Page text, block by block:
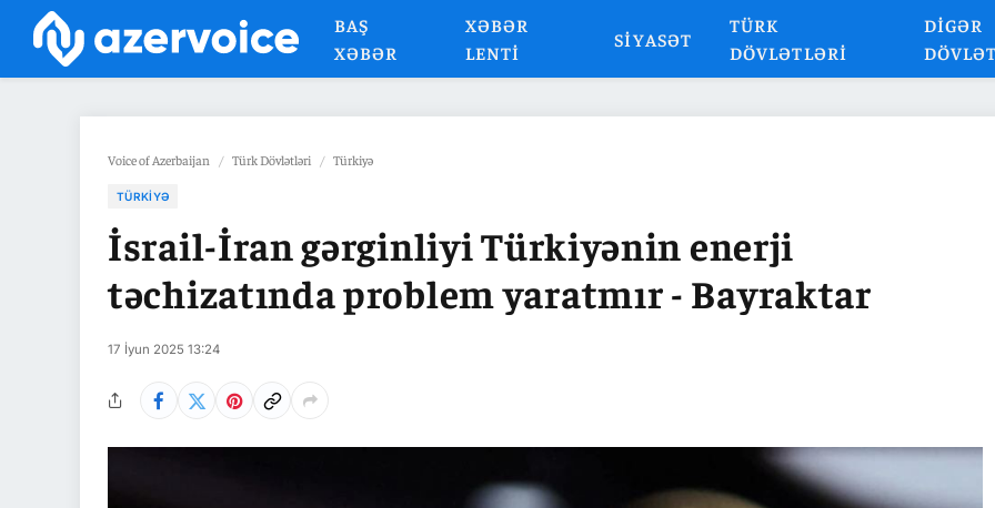
BAŞ
XƏBƏR
XƏBƏR
LENTI
SIYASƏT
TÜRK
DÖVLƏTLƏRI
DIGƏR
Voice of Azerbaijan / Türk Dövlətləri / Türkiyə
TÜRKIYƏ
İsrail-İran gərginliyi Türkiyənin enerji
təchizatında problem yaratmır - Bayraktar
17 İyun 2025 13:24